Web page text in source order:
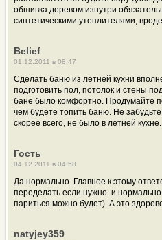
обшивка деревом изнутри
синтетическими утеплителями,
Belief
01.12.2011 в 08:47
Сделать баню из летней кухни
подготовить пол, потолок и стены
бане было комфортно. Продумайте
чем будете топить баню. Не
скорее всего, не было в летней кухне.
Гость
04.12.2011 в 04:58
Да нормально. Главное к этому
переделать если нужно. и
париться можно будет). А это
natyjey359